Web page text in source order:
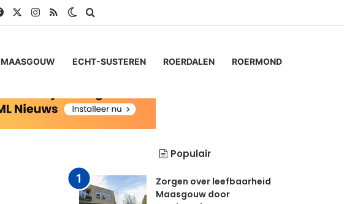
FacebookInstagram
RSSSwitch skin
MAASGOUW ECHT-SUSTEREN ROERDALEN ROERMOND
Populair
Zorgen over leefbaarheid
Maasgouw door